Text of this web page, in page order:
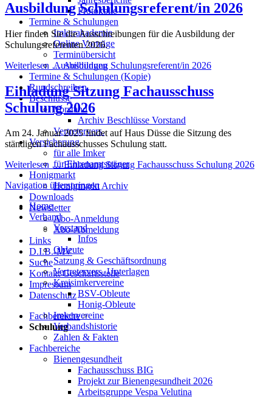
Protokolle
Termine & Schulungen
Imkerakademie
Online Vorträge
Terminübersicht
Ausbildungen
Termine & Schulungen (Kopie)
Rundschreiben
Beschlüsse
Vorstand
Archiv Beschlüsse Vorstand
Vertretervers.
Versicherung
für alle Imker
für Ehrenamtsträger
Honigmarkt
Honigmarkt Archiv
Downloads
Newsletter
Abo-Anmeldung
Abo-Abmeldung
Links
D.I.B.-MV
Suche
Kontakt Geschäftsstelle
Impressum
Datenschutz
Fachbereiche >
Schulung
Ausbildung Schulungsreferent/in 2026
Hier finden Sie die Ausschreibungen für die Ausbildung der
Schulungsreferenten 2026.
Weiterlesen …Ausbildung Schulungsreferent/in 2026
Einladung Sitzung Fachausschuss
Schulung 2026
Am 24. Januar 2025 findet auf Haus Düsse die Sitzung des
ständigen Fachausschusses Schulung statt.
Weiterlesen …Einladung Sitzung Fachausschuss Schulung 2026
Navigation überspringen
Home
Verband
Vorstand
Infos
Obleute
Satzung & Geschäftsordnung
Vertretervers. Unterlagen
Kreisimkervereine
BSV-Obleute
Honig-Obleute
Imkervereine
Verbandshistorie
Zahlen & Fakten
Fachbereiche
Bienengesundheit
Fachausschuss BIG
Projekt zur Bienengesundheit 2026
Arbeitsgruppe Vespa Velutina